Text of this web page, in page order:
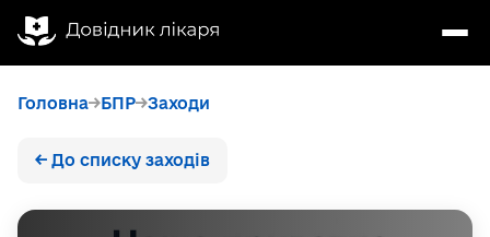
Головна БПР Заходи
← До списку заходів